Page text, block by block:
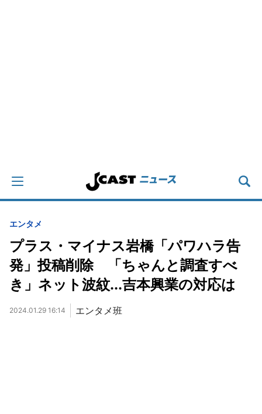
エンタメ
プラス・マイナス岩橋「パワハラ告
発」投稿削除 「ちゃんと調査すべ
き」ネット波紋...吉本興業の対応は
2024.01.29 16:14 エンタメ班